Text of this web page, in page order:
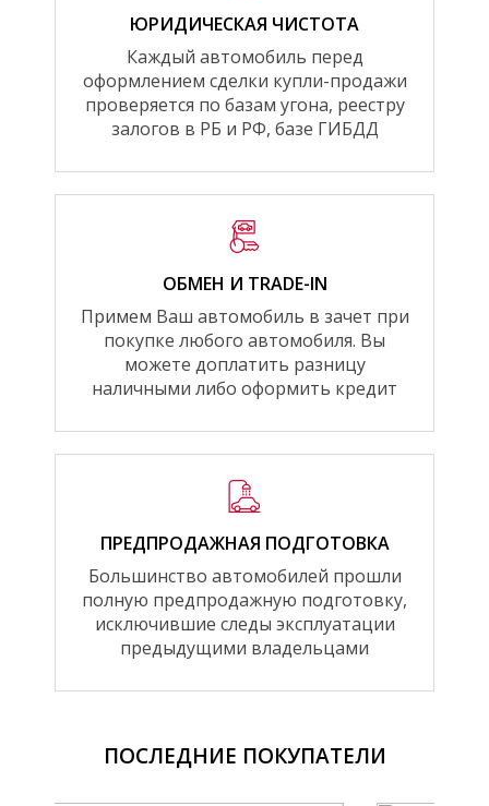
ЮРИДИЧЕСКАЯ ЧИСТОТА
Каждый автомобиль перед
оформлением сделки купли-продажи
проверяется по базам угона, реестру
залогов в РБ и РФ, базе ГИБДД
ОБМЕН И TRADE-IN
Примем Ваш автомобиль в зачет при
покупке любого автомобиля. Вы
можете доплатить разницу
наличными либо оформить кредит
ПРЕДПРОДАЖНАЯ ПОДГОТОВКА
Большинство автомобилей прошли
полную предпродажную подготовку,
исключившие следы эксплуатации
предыдущими владельцами
ПОСЛЕДНИЕ ПОКУПАТЕЛИ